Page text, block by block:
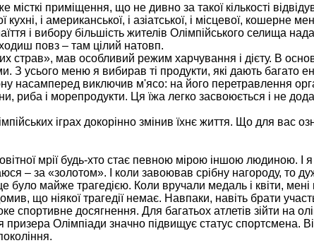
приміщення, що не дивно за такої кількості
і американської, і азіатської, і місцевої, кошерне
і вибору більшість жителів Олімпійського селища
повз – там цілий натовп.
страв», мав особливий режим харчування і дієту. В
усього меню я вибирав ті продукти, які дають багато
насамперед виключив м'ясо: на його перетравлення
риба і морепродукти. Ця їжа легко засвоюється і не
іграх докорінно змінив їхнє життя. Що для вас
мрії будь-хто стає певною мірою іншою людиною. І
– за «золотом». І коли завоював срібну нагороду, то
було майже трагедією. Коли вручали медаль і квіти,
що ніякої трагедії немає. Навпаки, навіть брати
спортивне досягнення. Для багатьох атлетів зійти на
призера Олімпіади значно підвищує статус спортсмена.